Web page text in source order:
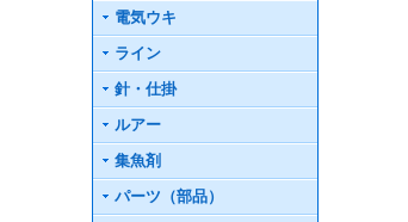
電気ウキ
ライン
針・仕掛
ルアー
集魚剤
パーツ（部品）